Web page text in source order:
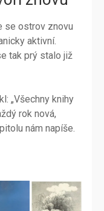
se ostrov znovu
aktivní.
tak prý stalo již
„Všechny knihy
rok nová,
nám napíše.